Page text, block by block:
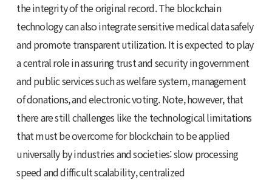
the integrity of the original record. The blockchain
technology can also integrate sensitive medical data safely
and promote transparent utilization. It is expected to play
a central role in assuring trust and security in government
and public services such as welfare system, management
of donations, and electronic voting. Note, however, that
there are still challenges like the technological limitations
that must be overcome for blockchain to be applied
universally by industries and societies: slow processing
speed and difficult scalability, centralized